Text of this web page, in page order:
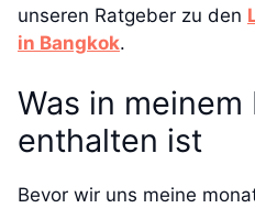
unseren Ratgeber zu den
in Bangkok.
Was in
enthalten ist
Bevor wir uns meine